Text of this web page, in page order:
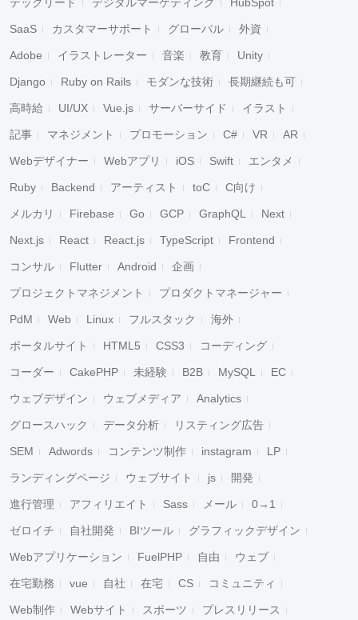
SaaS カスタマーサポート グローバル 外資
Adobe イラストレーター 音楽 教育 Unity
Django Ruby on Rails モダンな技術 長期継続も可
高時給 UI/UX Vue.js サーバーサイド イラスト
記事 マネジメント プロモーション C# VR AR
Webデザイナー Webアプリ iOS Swift エンタメ
Ruby Backend アーティスト toC C向け
メルカリ Firebase Go GCP GraphQL Next
Next.js React React.js TypeScript Frontend
コンサル Flutter Android 企画
プロジェクトマネジメント プロダクトマネージャー
PdM Web Linux フルスタック 海外
ポータルサイト HTML5 CSS3 コーディング
コーダー CakePHP 未経験 B2B MySQL EC
ウェブデザイン ウェブメディア Analytics
グロースハック データ分析 リスティング広告
SEM Adwords コンテンツ制作 instagram LP
ランディングページ ウェブサイト js 開発
進行管理 アフィリエイト Sass メール 0→1
ゼロイチ 自社開発 BIツール グラフィックデザイン
Webアプリケーション FuelPHP 自由 ウェブ
在宅勤務 vue 自社 在宅 CS コミュニティ
Web制作 Webサイト スポーツ プレスリリース